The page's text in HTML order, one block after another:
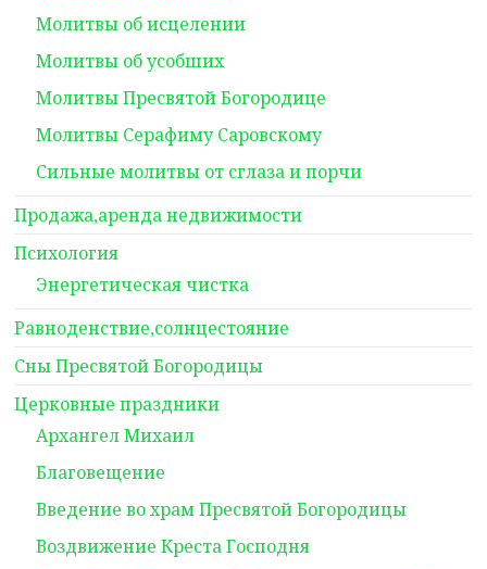
Молитвы об исцелении
Молитвы об усобших
Молитвы Пресвятой Богородице
Молитвы Серафиму Саровскому
Сильные молитвы от сглаза и порчи
Продажа,аренда недвижимости
Психология
Энергетическая чистка
Равноденствие,солнцестояние
Сны Пресвятой Богородицы
Церковные праздники
Архангел Михаил
Благовещение
Введение во храм Пресвятой Богородицы
Воздвижение Креста Господня